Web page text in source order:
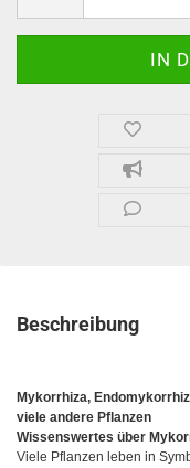
Beschreibung
Mykorrhiza,
viele andere Pflanzen
Wissenswertes über
Viele Pflanzen leben in